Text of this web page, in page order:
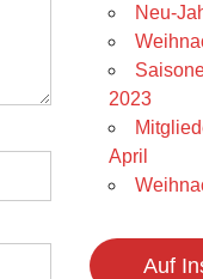
Neu-
2023
April
Auf